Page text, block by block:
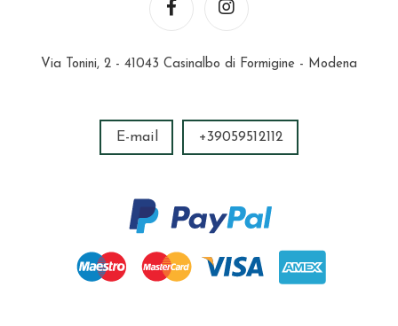
Via Tonini, 2 - 41043 Casinalbo di Formigine - Modena
E-mail +39059512112